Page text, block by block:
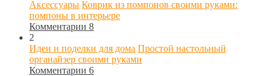
Аксессуары Коврик из помпонов своими руками:
помпоны в интерьере
Комментарии 8
2
Идеи и поделки для дома Простой настольный
органайзер своими руками
Комментарии 6